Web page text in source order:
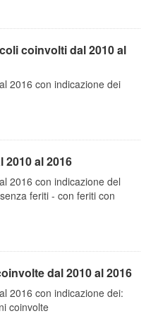
coinvolti dal 2010 al
2016 con indicazione dei
al 2016
2016 con indicazione del
feriti - con feriti con
dal 2010 al 2016
2016 con indicazione dei:
coinvolte